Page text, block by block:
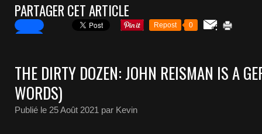
PARTAGER CET ARTICLE
Repost 0
THE DIRTY DOZEN: JOHN REISMAN IS A
WORDS)
Publié le 25 Août 2021 par Kevin